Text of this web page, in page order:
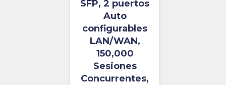
SFP, 2 puertos
Auto
configurables
LAN/WAN,
150,000
Sesiones
Concurrentes,